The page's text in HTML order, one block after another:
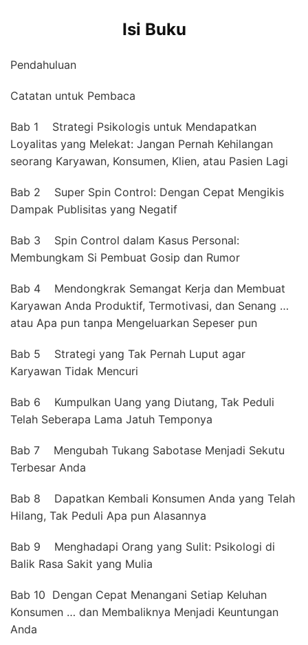
Isi Buku
Pendahuluan
Catatan untuk Pembaca
Bab 1 Strategi Psikologis untuk Mendapatkan
Loyalitas yang Melekat: Jangan Pernah Kehilangan
seorang Karyawan, Konsumen, Klien, atau Pasien Lagi
Bab 2 Super Spin Control: Dengan Cepat Mengikis
Dampak Publisitas yang Negatif
Bab 3 Spin Control dalam Kasus Personal:
Membungkam Si Pembuat Gosip dan Rumor
Bab 4 Mendongkrak Semangat Kerja dan Membuat
Karyawan Anda Produktif, Termotivasi, dan Senang …
atau Apa pun tanpa Mengeluarkan Sepeser pun
Bab 5 Strategi yang Tak Pernah Luput agar
Karyawan Tidak Mencuri
Bab 6 Kumpulkan Uang yang Diutang, Tak Peduli
Telah Seberapa Lama Jatuh Temponya
Bab 7 Mengubah Tukang Sabotase Menjadi Sekutu
Terbesar Anda
Bab 8 Dapatkan Kembali Konsumen Anda yang Telah
Hilang, Tak Peduli Apa pun Alasannya
Bab 9 Menghadapi Orang yang Sulit: Psikologi di
Balik Rasa Sakit yang Mulia
Bab 10 Dengan Cepat Menangani Setiap Keluhan
Konsumen … dan Membaliknya Menjadi Keuntungan
Anda